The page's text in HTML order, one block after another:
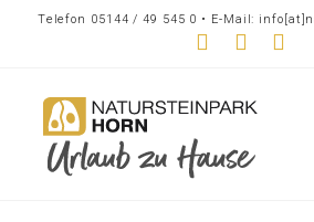
Telefon 05144 / 49 545 0 • E-Mail: